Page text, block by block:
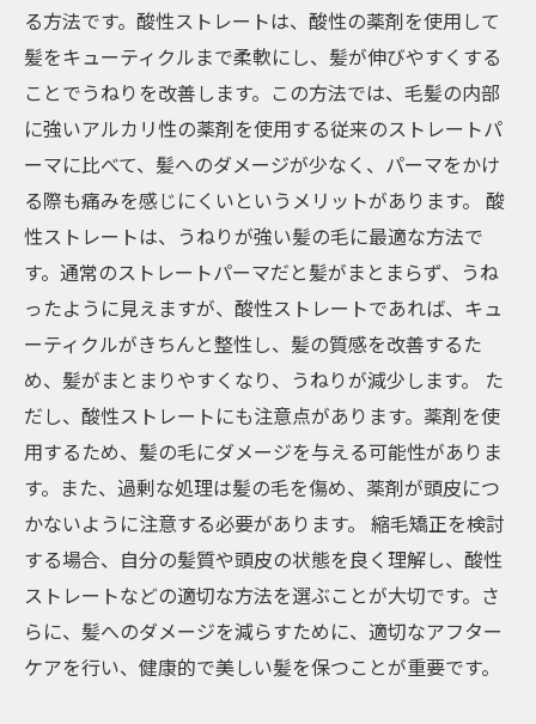
る方法です。酸性ストレートは、酸性の薬剤を使用して
髪をキューティクルまで柔軟にし、髪が伸びやすくする
ことでうねりを改善します。この方法では、毛髪の内部
に強いアルカリ性の薬剤を使用する従来のストレートパ
ーマに比べて、髪へのダメージが少なく、パーマをかけ
る際も痛みを感じにくいというメリットがあります。 酸
性ストレートは、うねりが強い髪の毛に最適な方法で
す。通常のストレートパーマだと髪がまとまらず、うね
ったように見えますが、酸性ストレートであれば、キュ
ーティクルがきちんと整性し、髪の質感を改善するた
め、髪がまとまりやすくなり、うねりが減少します。 た
だし、酸性ストレートにも注意点があります。薬剤を使
用するため、髪の毛にダメージを与える可能性がありま
す。また、過剰な処理は髪の毛を傷め、薬剤が頭皮につ
かないように注意する必要があります。 縮毛矯正を検討
する場合、自分の髪質や頭皮の状態を良く理解し、酸性
ストレートなどの適切な方法を選ぶことが大切です。さ
らに、髪へのダメージを減らすために、適切なアフター
ケアを行い、健康的で美しい髪を保つことが重要です。